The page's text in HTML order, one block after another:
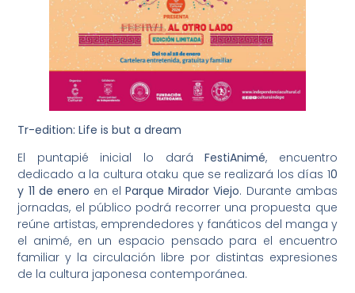
Tr-edition: Life is but a dream
El puntapié inicial lo daráFestiAnimé, encuentro
dedicado a la cultura otaku que se realizará los días 10
y 11 de enero en elParque Mirador Viejo. Durante ambas
jornadas, el público podrá recorrer una propuesta que
reúne artistas, emprendedores y fanáticos del manga y
el animé, en un espacio pensado para el encuentro
familiar y la circulación libre por distintas expresiones
de la cultura japonesa contemporánea.